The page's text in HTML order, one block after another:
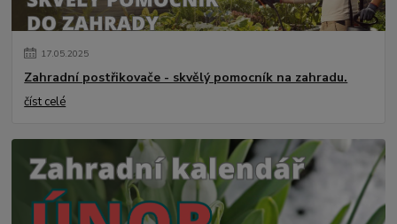
17.05.2025
Zahradní postřikovače - skvělý pomocník na zahradu.
číst celé